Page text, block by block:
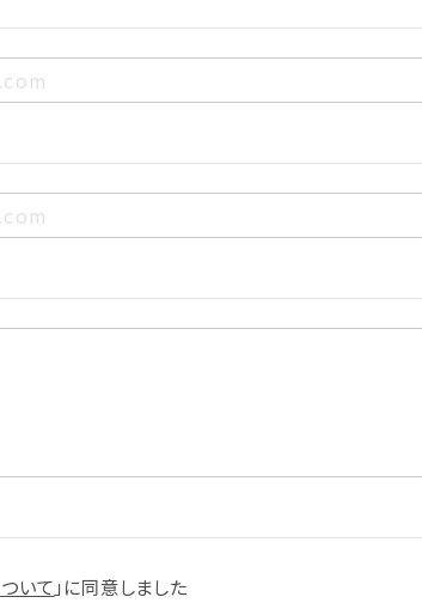
報を構成する氏名、住所、電話番号、メールアドレ
定できるものをいいます。また、その情報のみで
とで、結果的にお客様個人を識別できるものも個
あり、これらの目的達成の範囲を超えてお客様の
いて 」に同意しました